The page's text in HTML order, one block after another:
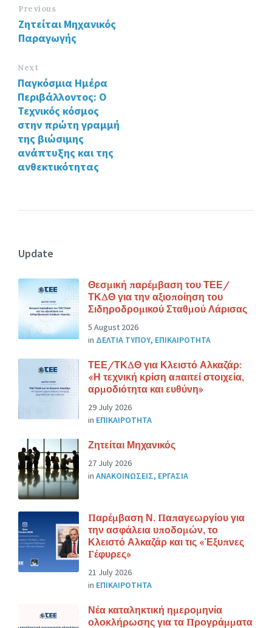
o
o
n
Previous
Ζητείται Μηχανικός
Παραγωγής
Next
Παγκόσμια Ημέρα
Περιβάλλοντος: Ο
Τεχνικός κόσμος
στην πρώτη γραμμή
της βιώσιμης
ανάπτυξης και της
ανθεκτικότητας
Update
Θεσμική παρέμβαση του ΤΕΕ/
ΤΚΔΘ για την αξιοποίηση του
Σιδηροδρομικού Σταθμού Λάρισας
5 August 2026
in ΔΕΛΤΙΑ ΤΥΠΟΥ, ΕΠΙΚΑΙΡΟΤΗΤΑ
ΤΕΕ/ΤΚΔΘ για Κλειστό Αλκαζάρ:
«Η τεχνική κρίση απαιτεί στοιχεία,
αρμοδιότητα και ευθύνη»
29 July 2026
in ΕΠΙΚΑΙΡΟΤΗΤΑ
Ζητείται Μηχανικός
27 July 2026
in ΑΝΑΚΟΙΝΩΣΕΙΣ, ΕΡΓΑΣΙΑ
Παρέμβαση Ν. Παπαγεωργίου για
την ασφάλεια υποδομών, το
Κλειστό Αλκαζάρ και τις «Έξυπνες
Γέφυρες»
21 July 2026
in ΕΠΙΚΑΙΡΟΤΗΤΑ
Νέα καταληκτική ημερομηνία
ολοκλήρωσης για τα Προγράμματα